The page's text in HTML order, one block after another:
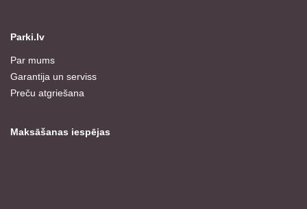
Parki.lv
Par mums
Garantija un serviss
Preču atgriešana
Maksāšanas iespējas